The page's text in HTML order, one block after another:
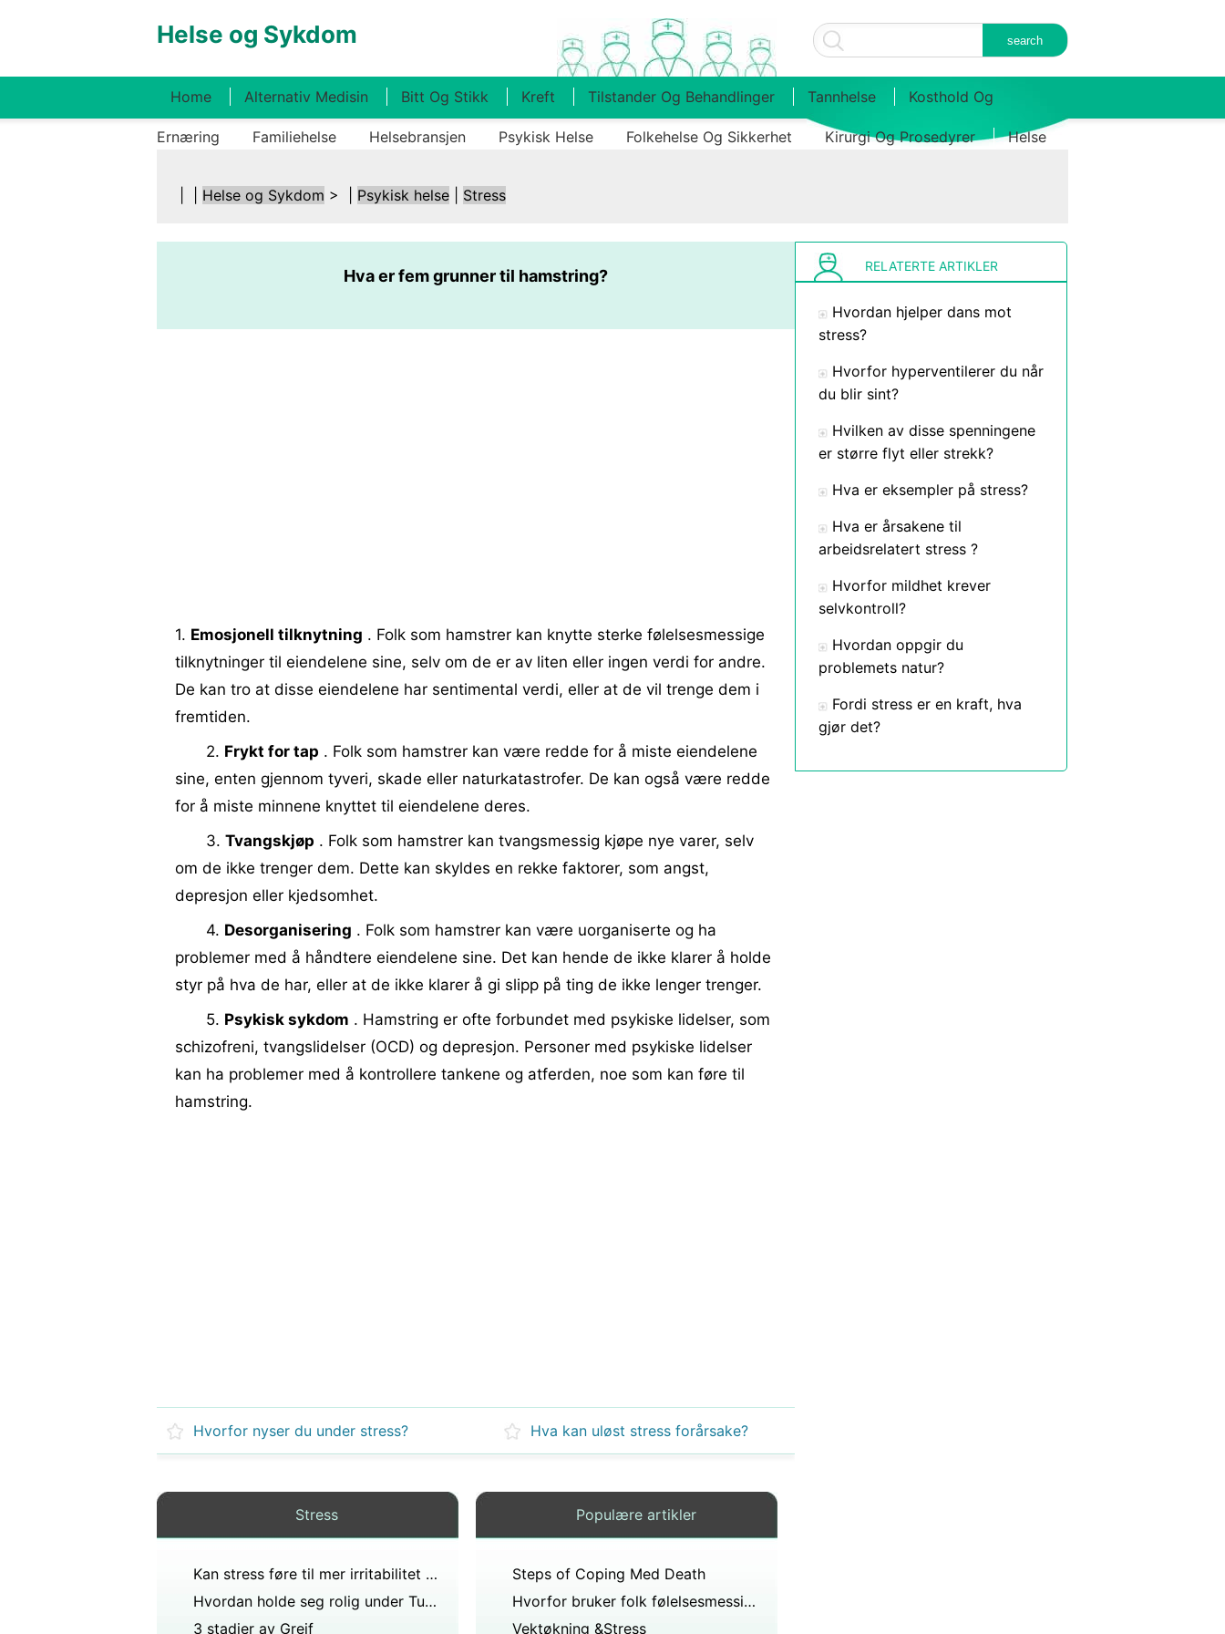
Helse og Sykdom
Home Alternativ Medisin Bitt Og Stikk Kreft Tilstander Og Behandlinger Tannhelse Kosthold Og
Ernæring Familiehelse Helsebransjen Psykisk Helse Folkehelse Og Sikkerhet Kirurgi Og Prosedyrer Helse
Helse og Sykdom > | Psykisk helse Stress
Hva er fem grunner til hamstring?
1. Emosjonell tilknytning . Folk som hamstrer kan knytte sterke følelsesmessige
tilknytninger til eiendelene sine, selv om de er av liten eller ingen verdi for andre.
De kan tro at disse eiendelene har sentimental verdi, eller at de vil trenge dem i
fremtiden.
2. Frykt for tap . Folk som hamstrer kan være redde for å miste eiendelene
sine, enten gjennom tyveri, skade eller naturkatastrofer. De kan også være redde
for å miste minnene knyttet til eiendelene deres.
3. Tvangskjøp . Folk som hamstrer kan tvangsmessig kjøpe nye varer, selv
om de ikke trenger dem. Dette kan skyldes en rekke faktorer, som angst,
depresjon eller kjedsomhet.
4. Desorganisering . Folk som hamstrer kan være uorganiserte og ha
problemer med å håndtere eiendelene sine. Det kan hende de ikke klarer å holde
styr på hva de har, eller at de ikke klarer å gi slipp på ting de ikke lenger trenger.
5. Psykisk sykdom . Hamstring er ofte forbundet med psykiske lidelser, som
schizofreni, tvangslidelser (OCD) og depresjon. Personer med psykiske lidelser
kan ha problemer med å kontrollere tankene og atferden, noe som kan føre til
hamstring.
Hvorfor nyser du under stress? Hva kan uløst stress forårsake?
Stress
Kan stress føre til mer irritabilitet eller emosjonalitet?
Hvordan holde seg rolig under Turmoil
3 stadier av Greif
Populære artikler
Steps of Coping Med Death
Hvorfor bruker folk følelsesmessig appell for å overtale andre?
Vektøkning &Stress
RELATERTE ARTIKLER
Hvordan hjelper dans mot
stress?
Hvorfor hyperventilerer du når
du blir sint?
Hvilken av disse spenningene
er større flyt eller strekk?
Hva er eksempler på stress?
Hva er årsakene til
arbeidsrelatert stress ?
Hvorfor mildhet krever
selvkontroll?
Hvordan oppgir du
problemets natur?
Fordi stress er en kraft, hva
gjør det?